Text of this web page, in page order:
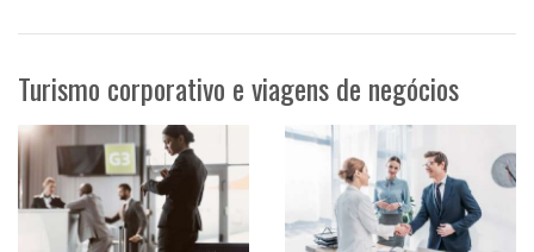
Turismo corporativo e viagens de negócios